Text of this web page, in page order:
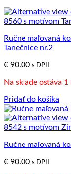
Ručne maľovaná
Tanečnice nr.2
€ 90.00 s DPH
Na sklade ostáva 1
Pridať do košíka
Ručne maľovaná
€ 90.00 s DPH